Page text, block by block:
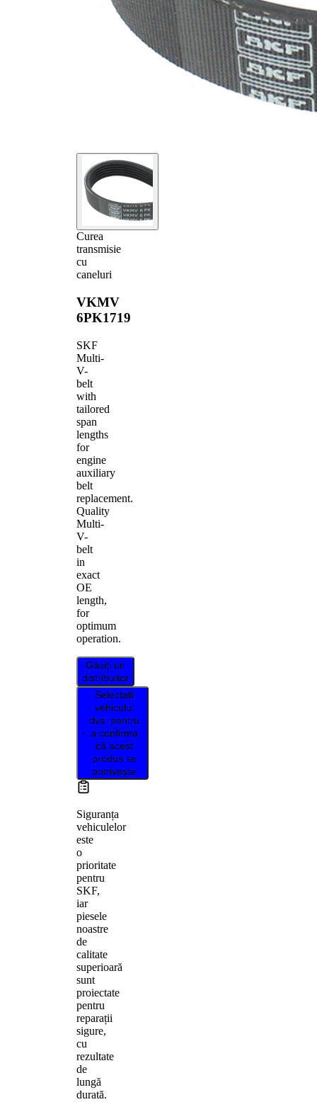
Curea
transmisie
cu
caneluri
VKMV
6PK1719
SKF
Multi-
V-
belt
with
tailored
span
lengths
for
engine
auxiliary
belt
replacement.
Quality
Multi-
V-
belt
in
exact
OE
length,
for
optimum
operation.
Găsiți un
distribuitor
Selectați
vehiculul
dvs. pentru
a confirma
că acest
produs se
potrivește
Siguranța
vehiculelor
este
o
prioritate
pentru
SKF,
iar
piesele
noastre
de
calitate
superioară
sunt
proiectate
pentru
reparații
sigure,
cu
rezultate
de
lungă
durată.